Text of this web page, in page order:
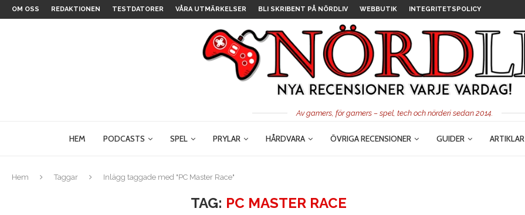
OM OSS REDAKTIONEN TESTDATORER VÅRA UTMÄRKELSER BLI SKRIBENT PÅ NÖRDLIV WEBBUTIK INTEGRITETSPOLICY
Av gamers, för gamers – spel, tech och nörderi sedan 2014.
HEM PODCASTS SPEL PRYLAR HÅRDVARA ÖVRIGA RECENSIONER GUIDER ARTIKLAR
Hem Taggar Inlägg taggade med "PC Master Race"
TAG: PC MASTER RACE